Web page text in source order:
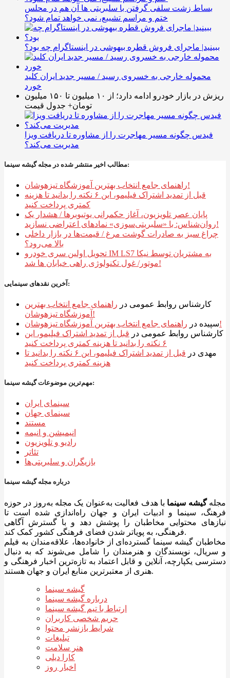
بساط زشت سلفی گرفتن با سلبریتی ها آن هم در محلس
ختم و مراسم تشییع، نمی خواهد تمام شود؟
ببینید| ماجرای فروش قطره بیهوشی در اینستاگرام چه بود؟
محموله خارجی به خسروی رسید / مسیر جدید ایران کلید
خورد
ریزش در بازار خودرو ادامه دارد؛ از ۱۰ میلیون تا ۱۵۰ میلیون
تومان+ جدول قیمت
فیدس چگونه مسیر مهاجرت را از مشاوره تا دریافت ویزا
مدیریت می‌کند؟
مطالب اخیر منتشر شده در مجله گیشه سینما:
راهنمای جامع انتخاب بهترین آموزشگاه تیزهوشان!
قبل از تمدید اشتراک فیلیمو، این ۶ نکته را بدانید تا هزینه
کمتری پرداخت کنید
پایان عصر تلویزیون، آغاز حکمرانی یوتیوبرها / هشدار یک
روان‌شناس: با «سلبریتی‌سوزی» نمادهای اعتراضی نسازید!
چراغ سبز به صادرات گوشت مرغ / قیمت‌ها در بازار داخلی
بالا می‌رود؟
تحویل اولین سری خودرو IM LS7 به مشتریان توسط نیکا
موتور/ غول تکنولوژی راهی خیابان ها شد!
آخرین نقدهای سینمایی:
کارشناس روابط عمومی در راهنمای جامع انتخاب بهترین
آموزشگاه تیزهوشان!
سپیده در
راهنمای جامع انتخاب بهترین آموزشگاه تیزهوشان!
کارشناس روابط عمومی در قبل از تمدید اشتراک فیلیمو، این
۶ نکته را بدانید تا هزینه کمتری پرداخت کنید
مهدی در
قبل از تمدید اشتراک فیلیمو، این ۶ نکته را بدانید تا
هزینه کمتری پرداخت کنید
مهم‌ترین موضوعات گیشه سینما:
سینمای ایران
سینمای جهان
مستند
انیمیشن و انیمه
رادیو و تلویزیون
تئاتر
بازیگران و سلبریتی‌ها
درباره مجله گیشه سینما
مجلهگیشه سینما با هدف فعالیت به‌عنوان یک مجله به‌روز در حوزه
فرهنگ، سینما و ادبیات ایران و جهان راه‌اندازی شده است تا
نیازهای محتوایی مخاطبان را پوشش دهد و با گسترش آگاهی
فرهنگی، به پویاتر شدن فضای فرهنگی کشور کمک کند.
مخاطبان گیشه سینما گسترده‌ای از خانواده‌ها، علاقه‌مندان به فیلم
و سریال، نویسندگان و هنرمندان را شامل می‌شوند که به دنبال
دسترسی یکپارچه، آنلاین و قابل اعتماد به تازه‌ترین اخبار فرهنگی و
هنری از معتبرترین منابع ایران و جهان هستند.
گیشه سینما
درباره گیشه سینما
ارتباط با تیم گیشه سینما
حریم شخصی کاربران
شرایط بازنشر محتوا
تبلیغات
هنر سلامت
کارا دیلی
اخبار روز